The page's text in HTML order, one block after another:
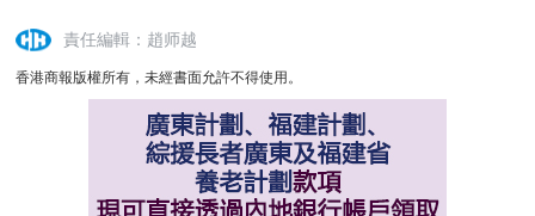
責任編輯：趙师越
香港商報版權所有，未經書面允許不得使用。